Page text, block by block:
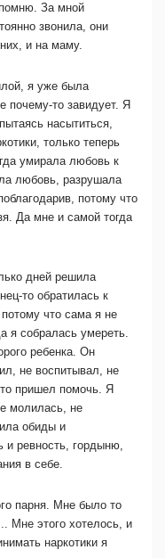
За мной
звонила, они
и на маму.
я уже была
почему-то завидует. Я
насытиться,
только теперь
умирала любовь к
любовь, разрушала
потому что
Да мне и самой тогда
дней решила
то обратилась к
потому что сама я не
я собралась умереть.
ребенка. Он
не воспитывал, не
пришел помочь. Я
молилась, не
обиды и
и ревность, гордыню,
в себе.
парня. Мне было то
Мне этого хотелось, и
наркотики я